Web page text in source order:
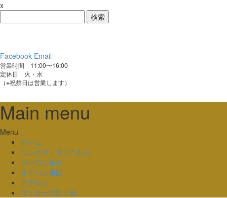
x
索:
Facebook Email
営業時間 11:00〜16:00
定休日 火・水
（※祝祭日は営業します）
Main menu
Skip
content
Menu
ホーム
コンセプト＆こだわり
パンのご紹介
オニパン通販
アクセス
マスターの折々帳